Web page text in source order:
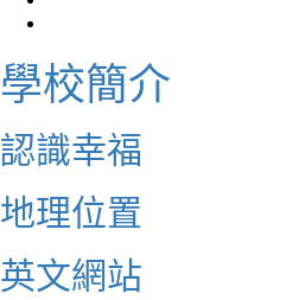
學校簡介
認識幸福
地理位置
英文網站